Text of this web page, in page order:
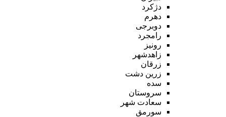
دژکرد
دهرم
دوبرجی
رامجرد
رونیز
زاهدشهر
زرقان
زرین دشت
سده
سروستان
سعادت شهر
سورمق